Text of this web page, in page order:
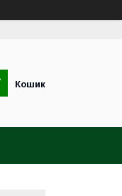
Кошик